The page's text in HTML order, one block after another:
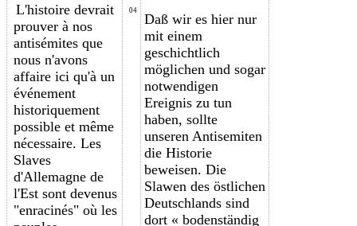
L'histoire devrait
prouver à nos
antisémites que
nous n'avons
affaire ici qu'à un
événement
historiquement
possible et même
nécessaire. Les
Slaves
d'Allemagne de
l'Est sont devenus
"enracinés" où les
04
Daß wir es hier nur
mit einem
geschichtlich
möglichen und sogar
notwendigen
Ereignis zu tun
haben, sollte
unseren Antisemiten
die Historie
beweisen. Die
Slawen des östlichen
Deutschlands sind
dort « bodenständig